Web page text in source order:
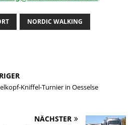
NORDIC WALKING
Kniffel-Turnier in Oesselse
NÄCHSTER